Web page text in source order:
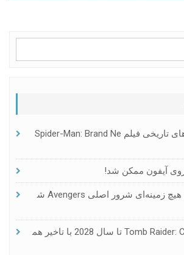
بررسی تمام رکوردهای تاریخی فیلم Spider-Man: Brand Ne
چرا دکتر دووم بدون هیچ زمینه‌ای شرور اصلی Avengers ش
عرضه بازی Tomb Raider: Catalyst تا سال 2028 با تاخیر هم